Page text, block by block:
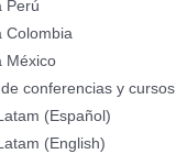
Perú
Colombia
México
conferencias y cursos
(Español)
(English)